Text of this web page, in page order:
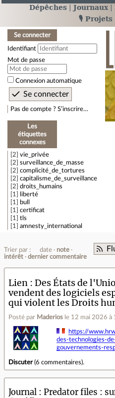
Dépêches Journaux
🎙️
Se connecter
Identifiant
Mot de passe
Connexion automatique
Pas de compte ? S’inscrire…
Les
étiquettes
connexes
2
vie_privée
2
surveillance_de_masse
2
complicité_de_tortures
2
capitalisme_de_surveillance
2
droits_humains
1
liberté
1
bull
1
certificat
1
tls
1
amnesty_international
Trier par : date
note
intérêt
dernier commentaire
Lien
Des États de
vendent des logiciels
qui violent les Droits
Posté par Maderios le 12 mai 2026 à
https://
des-technologies-
gouvernements-
Discuter(6 commentaires).
Journal
Predator files :